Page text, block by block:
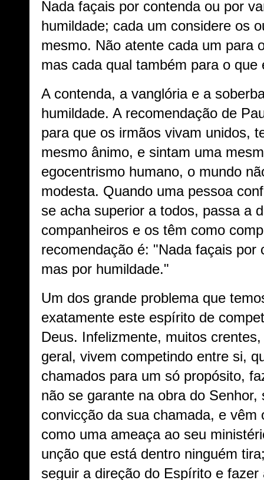
Nada façais por contenda ou por
humildade; cada um considere os
mesmo. Não atente cada um para
mas cada qual também para o
A contenda, a vanglória e a
humildade. A recomendação de
para que os irmãos vivam unidos,
mesmo ânimo, e sintam uma
egocentrismo humano, o mundo
modesta. Quando uma pessoa
se acha superior a todos, passa a
companheiros e os têm como
recomendação é: "Nada façais por
mas por humildade."
Um dos grande problema que
exatamente este espírito de
Deus. Infelizmente, muitos
geral, vivem competindo entre si,
chamados para um só propósito,
não se garante na obra do
convicção da sua chamada, e vêm
como uma ameaça ao seu
unção que está dentro ninguém
seguir a direção do Espírito e